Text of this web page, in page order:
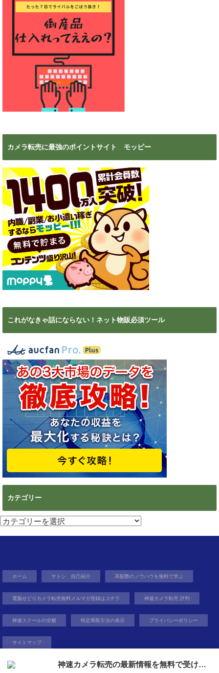
カメラ転売に最強のポイントサイト モッピー
これがなきゃ話にならない！ネット物販必須ツール
カテゴリー
カ
ホーム サトシ 自己紹介 高額塾のノウハウを無料で学ぶ
電脳せどりカメラ転売無料メルマガ登録はコチラ 神速カメラ転売 評判
神速スクールの全貌 特定商取引法の表示 プライバシーポリシー
サイトマップ
神速カメラ転売の最新情報を無料で受け取ろう